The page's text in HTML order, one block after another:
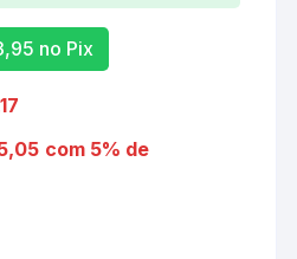
no Pix
com 5% de